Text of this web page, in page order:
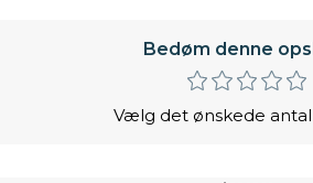
Bedøm denne
Vælg det ønskede